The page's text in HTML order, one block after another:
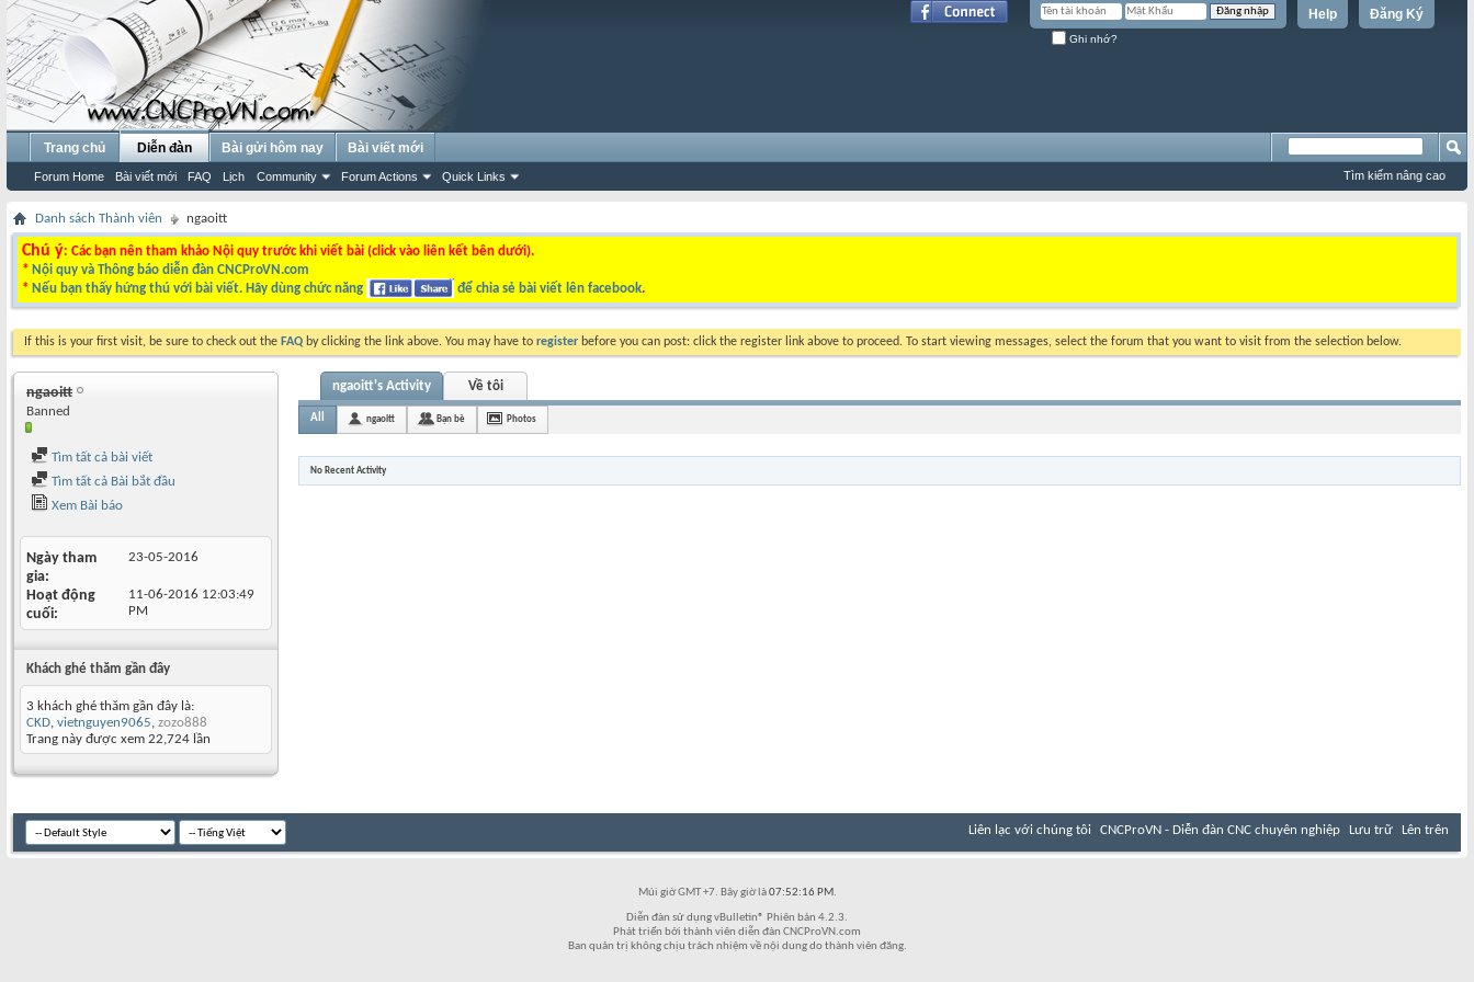
Đăng Ký
Help
Ghi nhớ?
Trang chủ Diễn đàn
Forum Home Bài viết mới FAQ Lịch Community Forum Actions Quick Links
Bài gửi hôm nay Bài viết mới
Tìm kiếm nâng cao
Danh sách Thành viên ngaoitt
Chú ý: Các bạn nên tham khảo Nội quy trước khi viết bài (click vào liên kết bên dưới).
* Nội quy và Thông báo diễn đàn CNCProVN.com
* Nếu bạn thấy hứng thú với bài viết. Hãy dùng chức năng để chia sẻ bài viết lên facebook.
If this is your first visit, be sure to check out the FAQ by clicking the link above. You may have to register before you can post: click the register link above to proceed. To start viewing messages, select the forum that you want to visit from the selection below.
ngaoitt
Banned
Tìm tất cả bài viết
Tìm tất cả Bài bắt đầu
Xem Bài báo
Ngày tham
gia
23-05-2016
Hoạt động
cuối
11-06-2016 12:03:49
PM
Khách ghé thăm gần đây
3 khách ghé thăm gần đây là:
CKD, vietnguyen9065, zozo888
Trang này được xem 22,724 lần
ngaoitt's Activity Về tôi
All ngaoitt Bạn bè Photos
No Recent Activity
Liên lạc với chúng tôi CNCProVN - Diễn đàn CNC chuyên nghiệp Lưu trữ Lên trên
Múi giờ GMT +7. Bây giờ là07:52:16 PM.
Diễn đàn sử dụng vBulletin® Phiên bản 4.2.3.
Phát triển bởi thành viên diễn đàn CNCProVN.com
Ban quản trị không chịu trách nhiệm về nội dung do thành viên đăng.